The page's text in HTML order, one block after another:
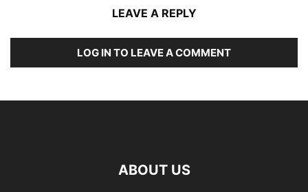
LEAVE A REPLY
LOG IN TO LEAVE A COMMENT
ABOUT US